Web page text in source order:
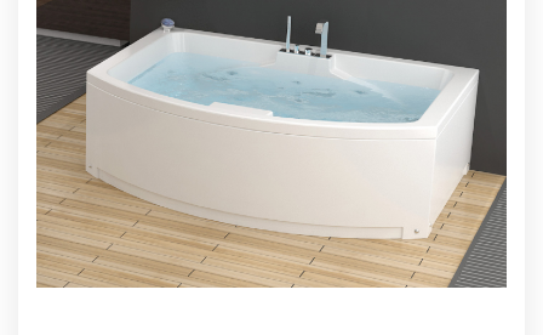
DETAYLI İNCELE